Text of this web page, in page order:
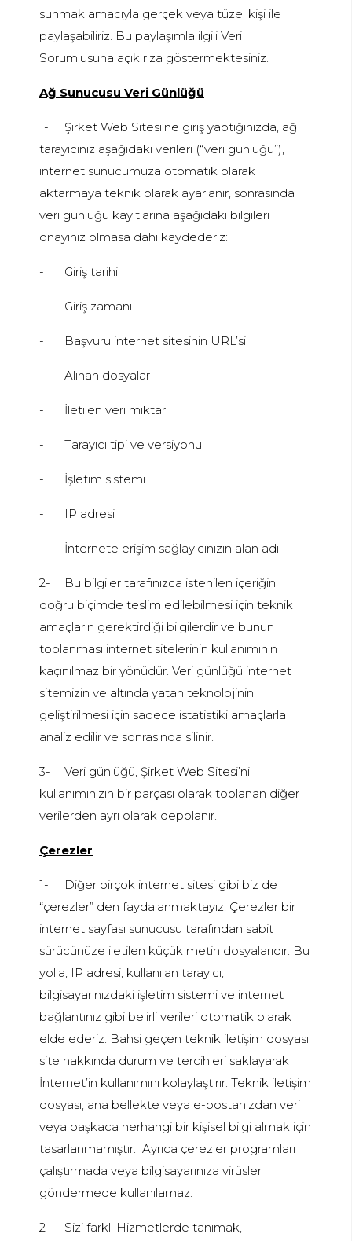
sunmak amacıyla gerçek veya tüzel kişi ile
paylaşabiliriz. Bu paylaşımla ilgili Veri
Sorumlusuna açık rıza göstermektesiniz.
Ağ Sunucusu Veri Günlüğü
1-
Şirket Web Sitesi’ne giriş yaptığınızda, ağ
tarayıcınız aşağıdaki verileri (“veri günlüğü”),
internet sunucumuza otomatik olarak
aktarmaya teknik olarak ayarlanır, sonrasında
veri günlüğü kayıtlarına aşağıdaki bilgileri
onayınız olmasa dahi kaydederiz:
- Giriş tarihi
- Giriş zamanı
- Başvuru internet sitesinin URL’si
- Alınan dosyalar
- İletilen veri miktarı
- Tarayıcı tipi ve versiyonu
- İşletim sistemi
- IP adresi
- İnternete erişim sağlayıcınızın alan adı
2-
Bu bilgiler tarafınızca istenilen içeriğin
doğru biçimde teslim edilebilmesi için teknik
amaçların gerektirdiği bilgilerdir ve bunun
toplanması internet sitelerinin kullanımının
kaçınılmaz bir yönüdür. Veri günlüğü internet
sitemizin ve altında yatan teknolojinin
geliştirilmesi için sadece istatistiki amaçlarla
analiz edilir ve sonrasında silinir.
3-
Veri günlüğü, Şirket Web Sitesi’ni
kullanımınızın bir parçası olarak toplanan diğer
verilerden ayrı olarak depolanır.
Çerezler
1-
Diğer birçok internet sitesi gibi biz de
“çerezler” den faydalanmaktayız. Çerezler bir
internet sayfası sunucusu tarafından sabit
sürücünüze iletilen küçük metin dosyalarıdır. Bu
yolla, IP adresi, kullanılan tarayıcı,
bilgisayarınızdaki işletim sistemi ve internet
bağlantınız gibi belirli verileri otomatik olarak
elde ederiz. Bahsi geçen teknik iletişim dosyası
site hakkında durum ve tercihleri saklayarak
İnternet’in kullanımını kolaylaştırır. Teknik iletişim
dosyası, ana bellekte veya e-postanızdan veri
veya başkaca herhangi bir kişisel bilgi almak için
tasarlanmamıştır. Ayrıca çerezler programları
çalıştırmada veya bilgisayarınıza virüsler
göndermede kullanılamaz.
2-
Sizi farklı Hizmetlerde tanımak,